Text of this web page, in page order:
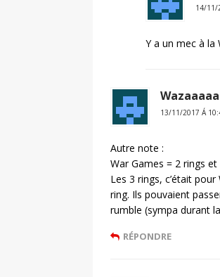
14/11/
Y a un mec à la
13/11/2017 Á
Autre note :
War Games = 2 rings
Les 3 rings, c’était
ring. Ils pouvaient
rumble (sympa durant
RÉPONDRE